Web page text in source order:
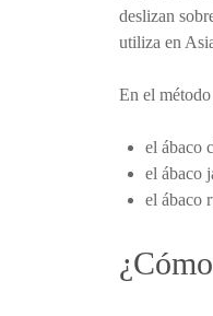
deslizan
utiliza en
En el
el ábaco
el ábaco
el ábaco